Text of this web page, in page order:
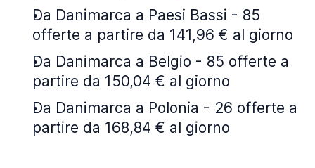
Da Danimarca a Paesi Bassi - 85
offerte a partire da 141,96 € al giorno
Da Danimarca a Belgio - 85 offerte a
partire da 150,04 € al giorno
Da Danimarca a Polonia - 26 offerte a
partire da 168,84 € al giorno